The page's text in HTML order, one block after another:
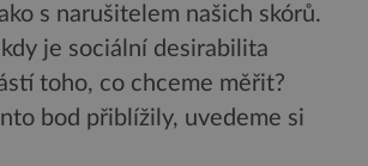
s narušitelem našich skórů.
je sociální desirabilita
toho, co chceme měřit?
bod přiblížily, uvedeme si